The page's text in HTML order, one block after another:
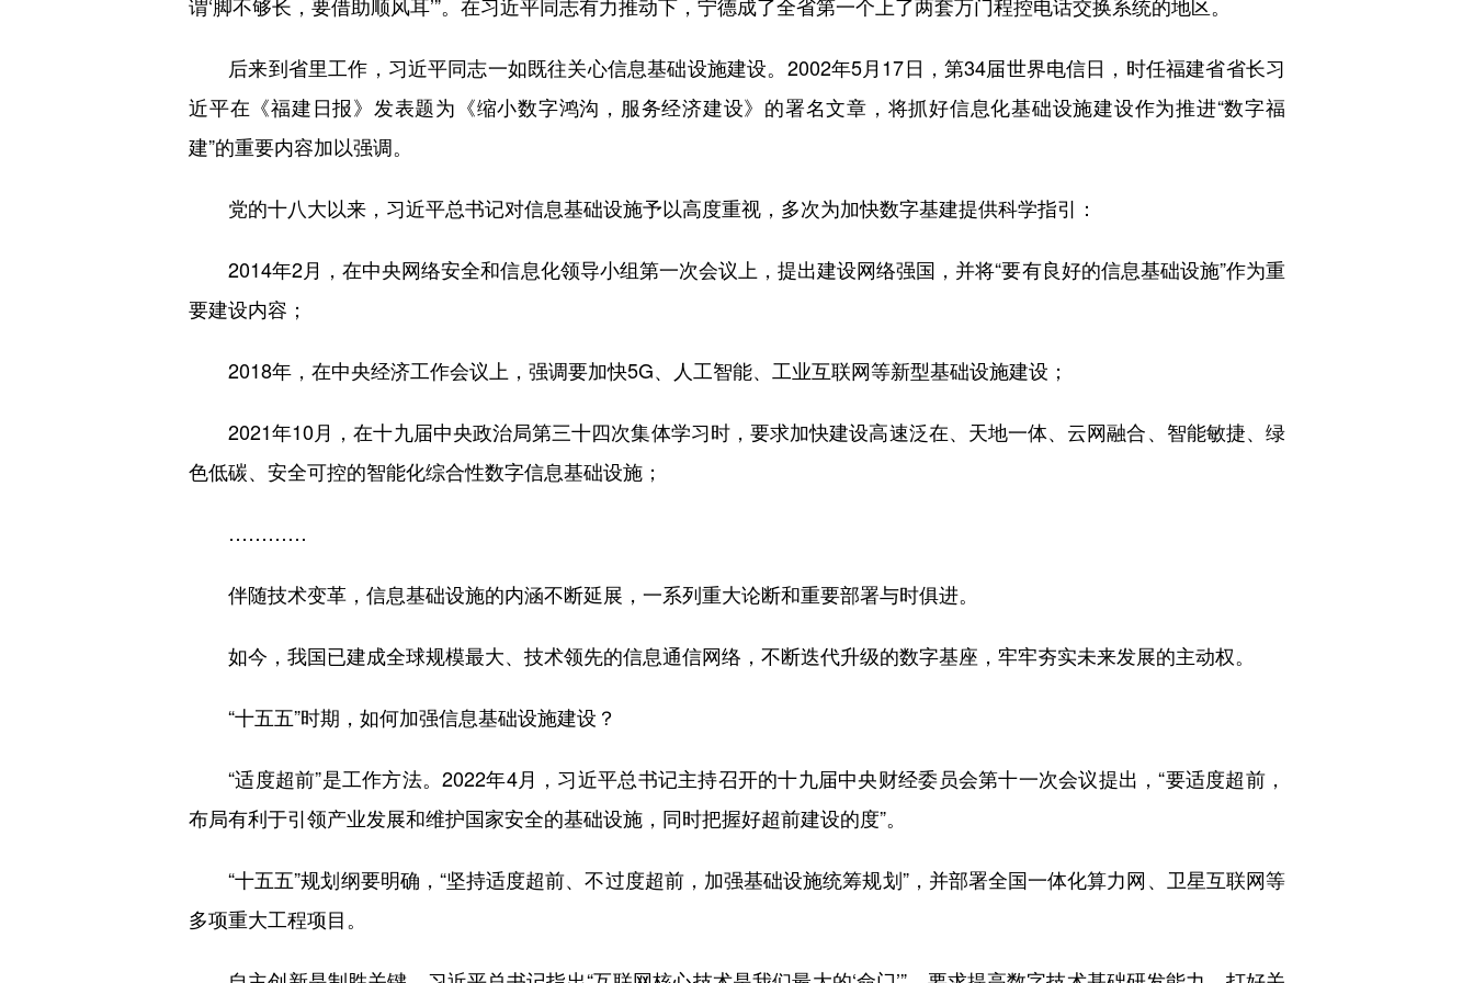
谓‘脚不够长，要借助顺风耳’”。在习近平同志有力推动下，宁德成了全省第一个上了两套万门程控电话交换系统的地区。
后来到省里工作，习近平同志一如既往关心信息基础设施建设。2002年5月17日，第34届世界电信日，时任福建省省长习
近平在《福建日报》发表题为《缩小数字鸿沟，服务经济建设》的署名文章，将抓好信息化基础设施建设作为推进“数字福
建”的重要内容加以强调。
党的十八大以来，习近平总书记对信息基础设施予以高度重视，多次为加快数字基建提供科学指引：
2014年2月，在中央网络安全和信息化领导小组第一次会议上，提出建设网络强国，并将“要有良好的信息基础设施”作为重
要建设内容；
2018年，在中央经济工作会议上，强调要加快5G、人工智能、工业互联网等新型基础设施建设；
2021年10月，在十九届中央政治局第三十四次集体学习时，要求加快建设高速泛在、天地一体、云网融合、智能敏捷、绿
色低碳、安全可控的智能化综合性数字信息基础设施；
伴随技术变革，信息基础设施的内涵不断延展，一系列重大论断和重要部署与时俱进。
如今，我国已建成全球规模最大、技术领先的信息通信网络，不断迭代升级的数字基座，牢牢夯实未来发展的主动权。
“十五五”时期，如何加强信息基础设施建设？
“适度超前”是工作方法。2022年4月，习近平总书记主持召开的十九届中央财经委员会第十一次会议提出，“要适度超前，
布局有利于引领产业发展和维护国家安全的基础设施，同时把握好超前建设的度”。
“十五五”规划纲要明确，“坚持适度超前、不过度超前，加强基础设施统筹规划”，并部署全国一体化算力网、卫星互联网等
多项重大工程项目。